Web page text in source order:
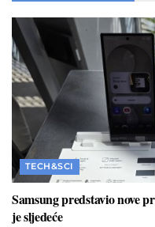
TECH&SCI
Samsung predstavio nove
je sljedeće